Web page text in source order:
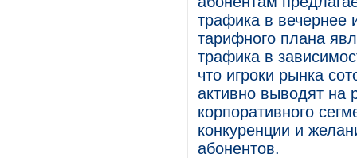
трафика в вечернее
тарифного плана
трафика в
что игроки рынка
активно выводят на
корпоративного
конкуренции и
абонентов.